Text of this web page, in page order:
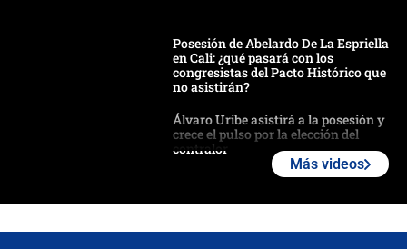
Posesión de Abelardo De La Espriella
en Cali: ¿qué pasará con los
congresistas del Pacto Histórico que
no asistirán?
Álvaro Uribe asistirá a la posesión y
crece el pulso por la elección del
contralor
Más videos